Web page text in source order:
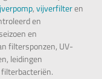
,vijverfilteren
en
en
filtersponzen, UV-
leidingen